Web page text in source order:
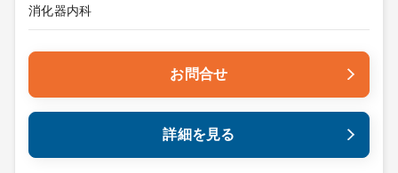
消化器内科
お問合せ
詳細を見る